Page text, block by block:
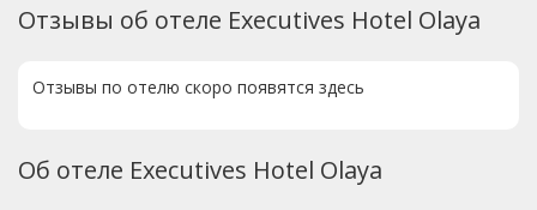
Отзывы об отеле Executives Hotel Olaya
Отзывы по отелю скоро появятся здесь
Об отеле Executives Hotel Olaya